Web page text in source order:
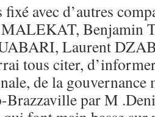
fixé avec d’autres
MALEKAT, Benjamin
Laurent
tous citer,
de la gouvernance
Brazzaville par M